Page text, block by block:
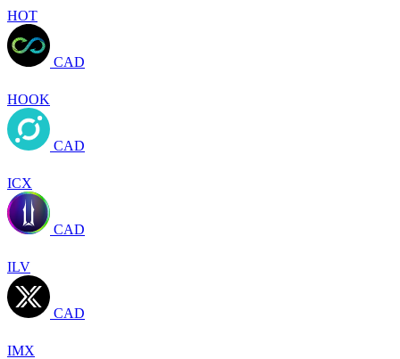
HOT
CAD
HOOK
CAD
ICX
CAD
ILV
CAD
IMX